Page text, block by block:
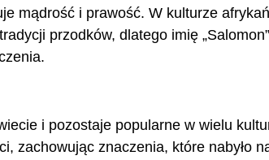
mądrość i prawość. W kulturze
przodków, dlatego imię „Salomon”
i pozostaje popularne w wielu
zachowując znaczenia, które nabyło